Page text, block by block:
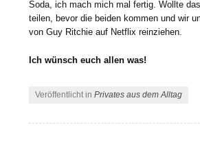
Soda, ich mach mich mal fertig. Wollte
teilen, bevor die beiden kommen und wir
von Guy Ritchie auf Netflix reinziehen.
Ich wünsch euch allen was!
Veröffentlicht inPrivates aus dem Alltag